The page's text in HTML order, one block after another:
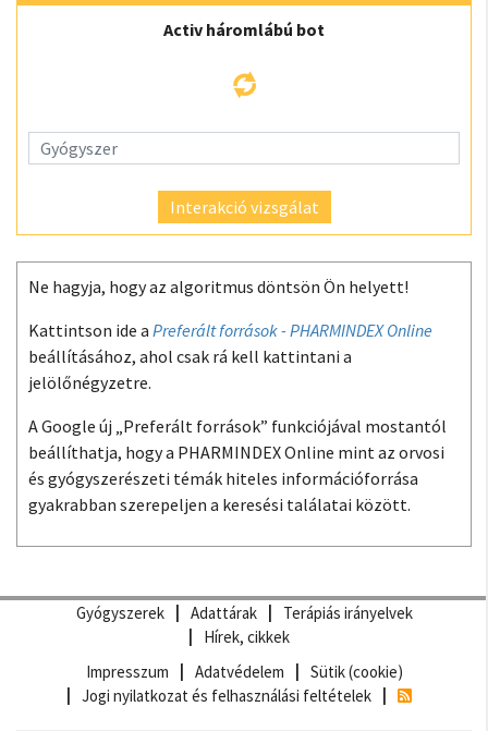
Activ háromlábú bot
Interakció vizsgálat
Ne hagyja, hogy az algoritmus döntsön Ön helyett!
Kattintson ide a Preferált források - PHARMINDEX Online
beállításához, ahol csak rá kell kattintani a
jelölőnégyzetre.
A Google új „Preferált források” funkciójával mostantól
beállíthatja, hogy a PHARMINDEX Online mint az orvosi
és gyógyszerészeti témák hiteles információforrása
gyakrabban szerepeljen a keresési találatai között.
Gyógyszerek Adattárak
Terápiás irányelvek
Hírek, cikkek
Impresszum
Adatvédelem
Sütik (cookie)
Jogi nyilatkozat és felhasználási feltételek